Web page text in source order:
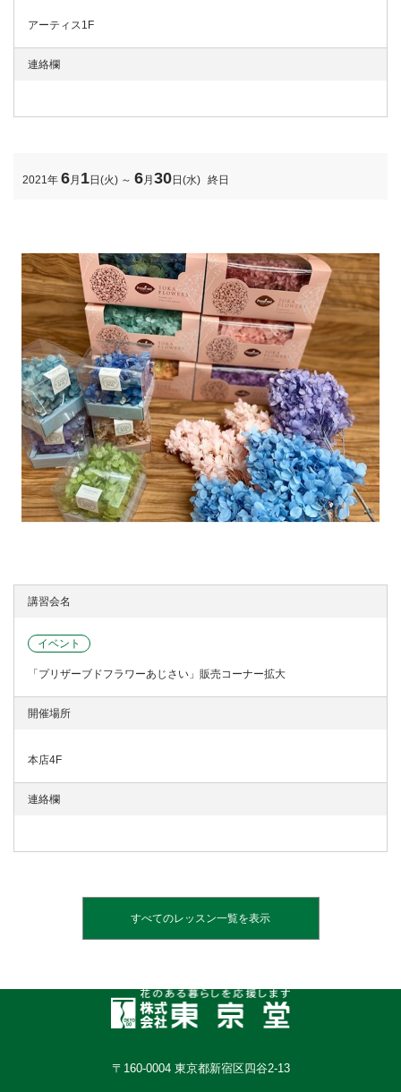
アーティス1F
2021年 6月 1日(火) ～ 6月 30日(水) 終日
イベント
「プリザーブドフラワーあじさい」販売コーナー拡大
本店4F
すべてのレッスン一覧を表示
〒160-0004 東京都新宿区四谷2-13